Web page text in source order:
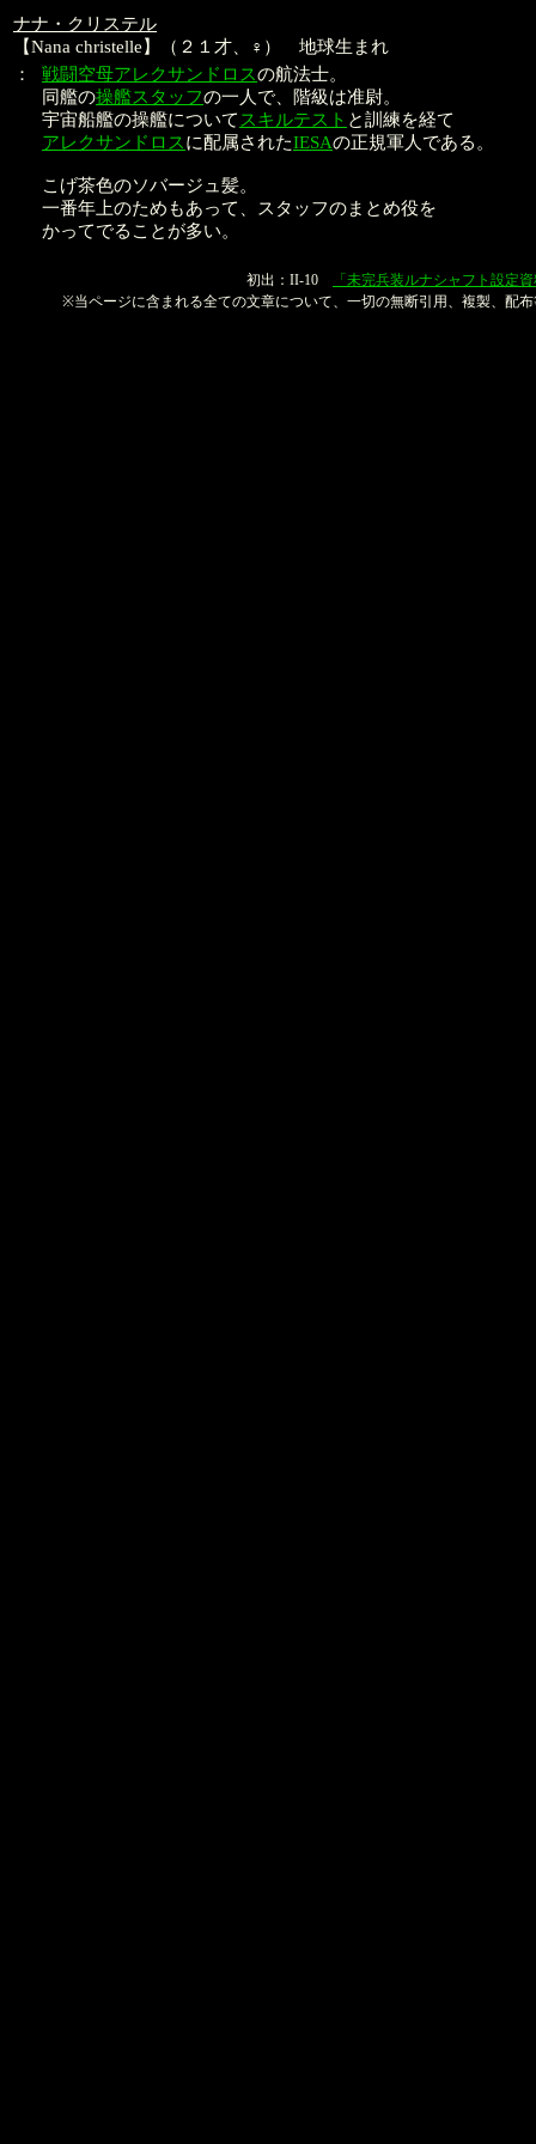
ナナ・クリステル
【Nana christelle】（２１才、♀） 地球生まれ
：
戦闘空母アレクサンドロスの航法士。
同艦の操艦スタッフの一人で、階級は准尉。
宇宙船艦の操艦について スキルテスト と訓練を経て
アレクサンドロスに配属されたIESAの正規軍人である。
こげ茶色のソバージュ髪。
一番年上のためもあって、スタッフのまとめ役を
かってでることが多い。
初出：II-10
「未完兵装ルナシャフト設定
※当ページに含まれる全ての文章について、一切の無断引用、複製、配